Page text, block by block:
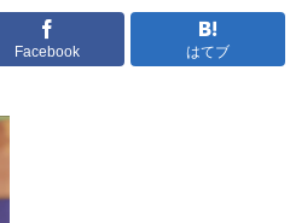
Facebook はてブ